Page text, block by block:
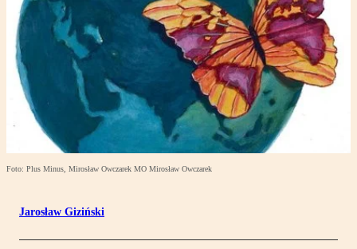
Foto: Plus Minus, Mirosław Owczarek MO Mirosław Owczarek
Jarosław Giziński